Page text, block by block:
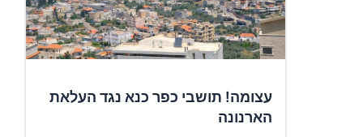
עצומה! תושבי כפר כנא נגד העלאת
הארנונה